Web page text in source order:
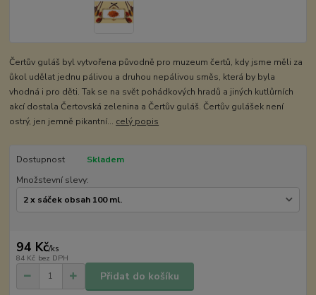
Čertův guláš byl vytvořena původně pro muzeum čertů, kdy jsme měli za
ůkol udělat jednu pálivou a druhou nepálivou směs, která by byla
vhodná i pro děti. Tak se na svět pohádkových hradů a jiných kutlůrních
akcí dostala Čertovská zelenina a Čertův guláš. Čertův gulášek není
ostrý, jen jemně pikantní... celý popis
Dostupnost
Skladem
Množstevní slevy:
94 Kč/ks
84 Kč bez DPH
Přidat do košíku